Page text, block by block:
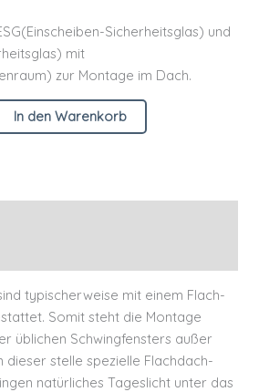
Sicherheitsglas) und
mit
zur Montage im Dach.
In den Warenkorb
typischerweise mit einem Flach-
Somit steht die Montage
üblichen Schwingfensters außer
dieser stelle spezielle Flachdach-
natürliches Tageslicht unter das